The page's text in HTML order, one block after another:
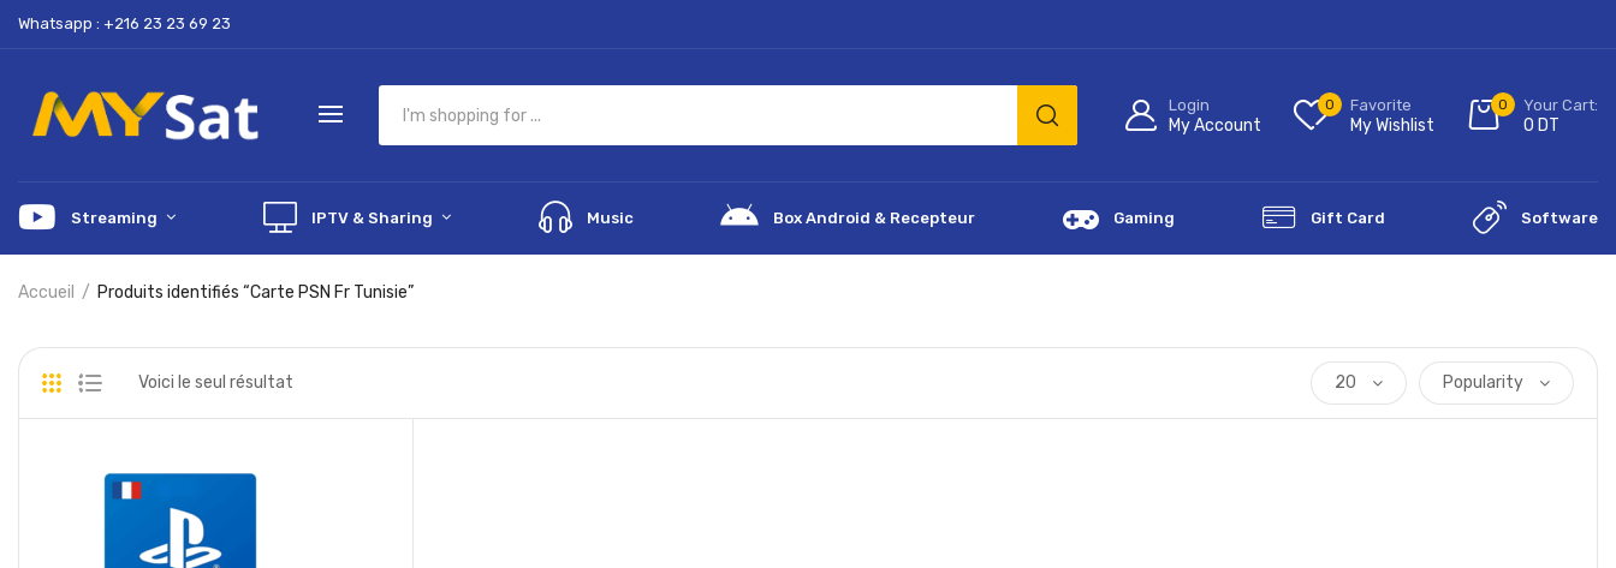
Whatsapp : +216 23 23 69 23
Login
My Account
0 Favorite
My Wishlist
0 Your Cart:
0 DT
Streaming IPTV & Sharing Music Box Android & Recepteur Gaming Gift Card Software
Accueil Produits identifiés “Carte PSN Fr Tunisie”
Voici le seul résultat 20 Popularity